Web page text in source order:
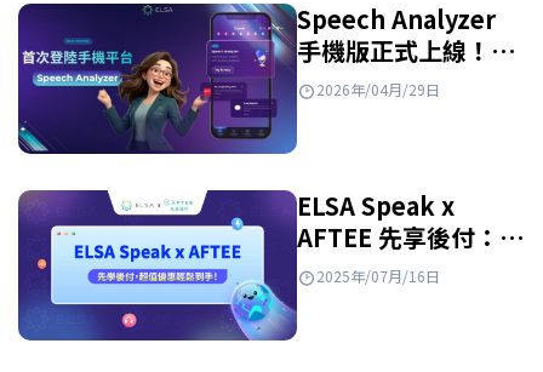
Speech Analyzer
手機版正式上線！快
來看看有什麼新功
能！
2026年/04月/29日
ELSA Speak x
AFTEE 先享後付：
輕鬆入手超划算的英
2025年/07月/16日